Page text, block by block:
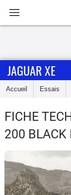
Accueil
Essais
d'achat
Electriques
JAGUAR XE
Accueil Essais
FICHE
200 BLACK